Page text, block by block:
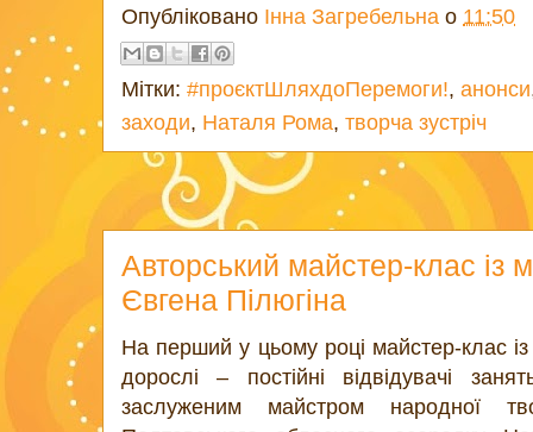
Опубліковано Інна Загребельна о 11:50
Мітки: #проєктШляхдоПеремоги!, анонси
заходи, Наталя Рома, творча зустріч
Авторський майстер-клас із
Євгена Пілюгіна
На перший у цьому році майстер-клас
дорослі – постійні відвідувачі
заслуженим майстром народної